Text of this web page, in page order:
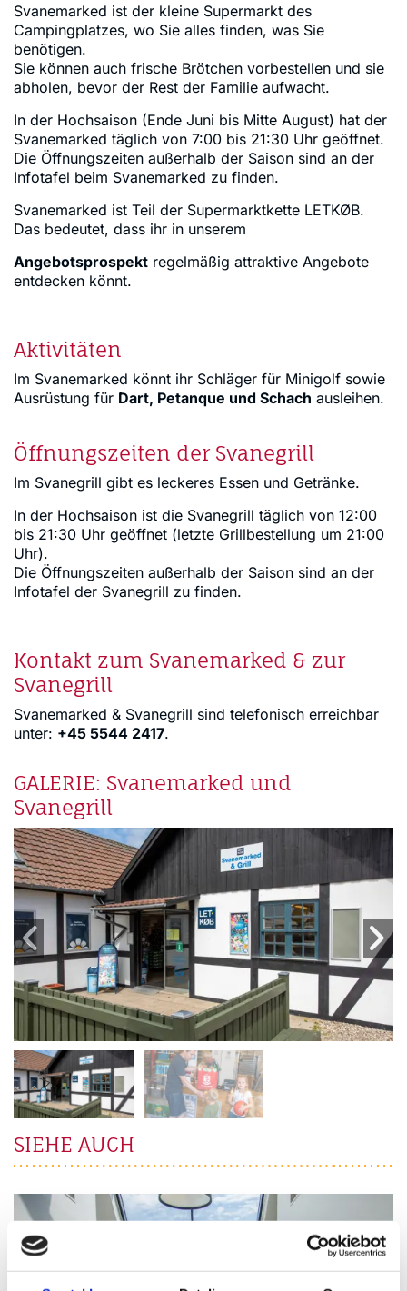
Svanemarked ist der kleine Supermarkt des
Campingplatzes, wo Sie alles finden, was Sie
benötigen.
Sie können auch frische Brötchen vorbestellen und sie
abholen, bevor der Rest der Familie aufwacht.
In der Hochsaison (Ende Juni bis Mitte August) hat der
Svanemarked täglich von 7:00 bis 21:30 Uhr geöffnet.
Die Öffnungszeiten außerhalb der Saison sind an der
Infotafel beim Svanemarked zu finden.
Svanemarked ist Teil der Supermarktkette LETKØB.
Das bedeutet, dass ihr in unserem
Angebotsprospekt regelmäßig attraktive Angebote
entdecken könnt.
Aktivitäten
Im Svanemarked könnt ihr Schläger für Minigolf sowie
Ausrüstung für Dart, Petanque und Schach ausleihen.
Öffnungszeiten der Svanegrill
Im Svanegrill gibt es leckeres Essen und Getränke.
In der Hochsaison ist die Svanegrill täglich von 12:00
bis 21:30 Uhr geöffnet (letzte Grillbestellung um 21:00
Uhr).
Die Öffnungszeiten außerhalb der Saison sind an der
Infotafel der Svanegrill zu finden.
Kontakt zum Svanemarked & zur
Svanegrill
Svanemarked & Svanegrill sind telefonisch erreichbar
unter: +45 5544 2417.
GALERIE: Svanemarked und
Svanegrill
SIEHE AUCH